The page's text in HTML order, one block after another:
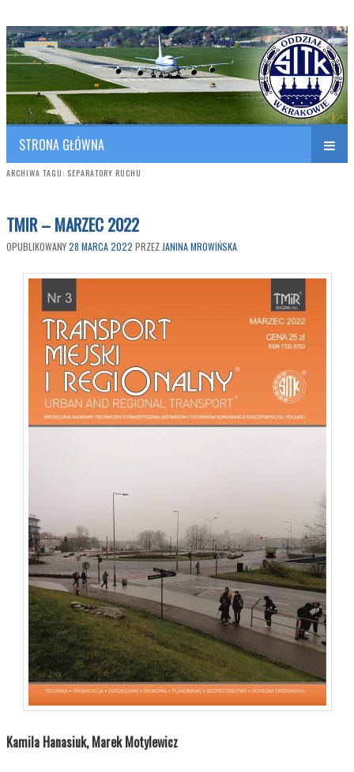
SITK RP Oddział w KRAKOWIE
Polish Association of Engineers & Technicians of Transportation
STRONA GŁÓWNA
ARCHIWA TAGU: SEPARATORY RUCHU
TMIR – MARZEC 2022
OPUBLIKOWANY28 MARCA 2022 PRZEZ JANINA MROWIŃSKA
Kamila Hanasiuk, Marek Motylewicz